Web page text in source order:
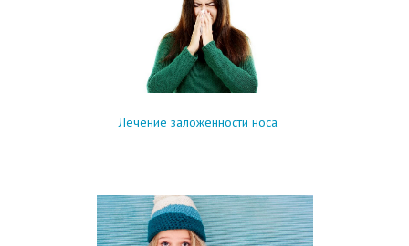
Лечение заложенности носа